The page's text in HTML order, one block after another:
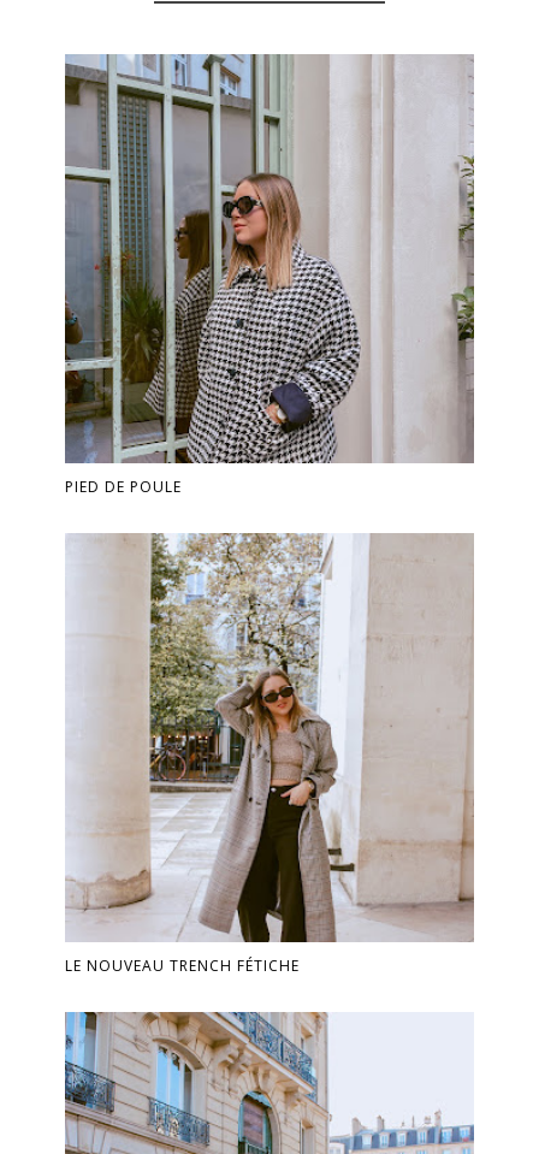
PIED DE POULE
LE NOUVEAU TRENCH FÉTICHE